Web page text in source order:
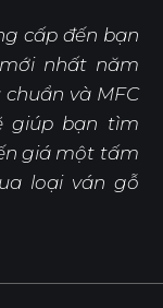
cấp đến bạn
nhất năm
và MFC
giúp bạn tìm
giá một tấm
loại ván gỗ